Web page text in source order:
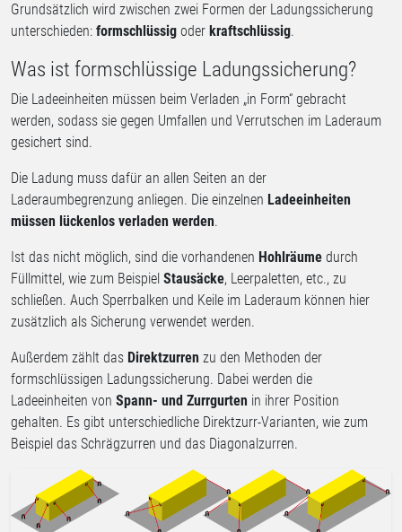
Grundsätzlich wird zwischen zwei Formen der Ladungssicherung
unterschieden: formschlüssig oder kraftschlüssig.
Was ist formschlüssige Ladungssicherung?
Die Ladeeinheiten müssen beim Verladen „in Form“ gebracht
werden, sodass sie gegen Umfallen und Verrutschen im Laderaum
gesichert sind.
Die Ladung muss dafür an allen Seiten an der
Laderaumbegrenzung anliegen. Die einzelnen Ladeeinheiten
müssen lückenlos verladen werden.
Ist das nicht möglich, sind die vorhandenen Hohlräume durch
Füllmittel, wie zum Beispiel Stausäcke, Leerpaletten, etc., zu
schließen. Auch Sperrbalken und Keile im Laderaum können hier
zusätzlich als Sicherung verwendet werden.
Außerdem zählt das Direktzurren zu den Methoden der
formschlüssigen Ladungssicherung. Dabei werden die
Ladeeinheiten von Spann- und Zurrgurten in ihrer Position
gehalten. Es gibt unterschiedliche Direktzurr-Varianten, wie zum
Beispiel das Schrägzurren und das Diagonalzurren.